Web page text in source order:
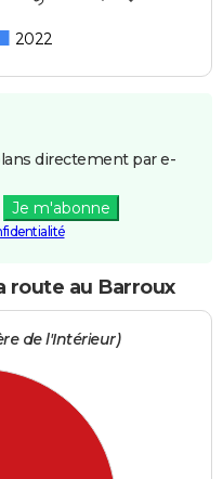
2022
directement par e-
Je m'abonne
route au Barroux
de l'Intérieur)